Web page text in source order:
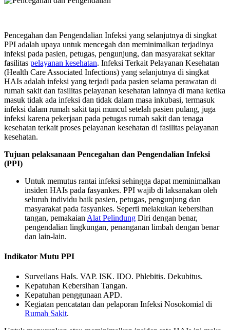
Pencegahan dan Pengendalian Infeksi yang selanjutnya di singkat
PPI adalah upaya untuk mencegah dan meminimalkan terjadinya
infeksi pada pasien, petugas, pengunjung, dan masyarakat sekitar
fasilitas pelayanan kesehatan. Infeksi Terkait Pelayanan Kesehatan
(Health Care Associated Infections) yang selanjutnya di singkat
HAIs adalah infeksi yang terjadi pada pasien selama perawatan di
rumah sakit dan fasilitas pelayanan kesehatan lainnya di mana ketika
masuk tidak ada infeksi dan tidak dalam masa inkubasi, termasuk
infeksi dalam rumah sakit tapi muncul setelah pasien pulang, juga
infeksi karena pekerjaan pada petugas rumah sakit dan tenaga
kesehatan terkait proses pelayanan kesehatan di fasilitas pelayanan
kesehatan.
Tujuan pelaksanaan Pencegahan dan Pengendalian Infeksi
(PPI)
Untuk memutus rantai infeksi sehingga dapat meminimalkan
insiden HAIs pada fasyankes. PPI wajib di laksanakan oleh
seluruh individu baik pasien, petugas, pengunjung dan
masyarakat pada fasyankes. Seperti melakukan kebersihan
tangan, pemakaian Alat Pelindung Diri dengan benar,
pengendalian lingkungan, penanganan limbah dengan benar
dan lain-lain.
Indikator Mutu PPI
Surveilans HaIs. VAP. ISK. IDO. Phlebitis. Dekubitus.
Kepatuhan Kebersihan Tangan.
Kepatuhan penggunaan APD.
Kegiatan pencatatan dan pelaporan Infeksi Nosokomial di
Rumah Sakit.